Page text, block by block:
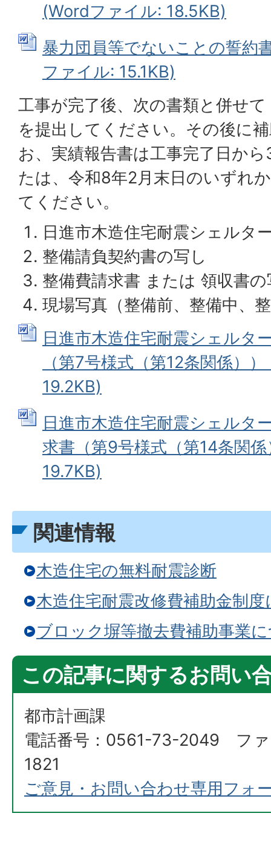
(Wordファイル: 18.5KB)
暴力団員等でないことの誓約
ファイル: 15.1KB)
工事が完了後、次の書類と併せ
を提出してください。その後に
お、実績報告書は工事完了日か
たは、令和8年2月末日のいずれ
てください。
日進市木造住宅耐震シェルタ
整備請負契約書の写し
整備費請求書 または 領収書
現場写真（整備前、整備中、
日進市木造住宅耐震シェルタ
（第7号様式（第12条関係）
19.2KB)
日進市木造住宅耐震シェルタ
求書（第9号様式（第14条関
19.7KB)
関連情報
木造住宅の無料耐震診断
木造住宅耐震改修費補助金制
ブロック塀等撤去費補助事業
この記事に関するお問い
都市計画課
電話番号：0561-73-2049 フ
1821
ご意見・お問い合わせ専用フォ